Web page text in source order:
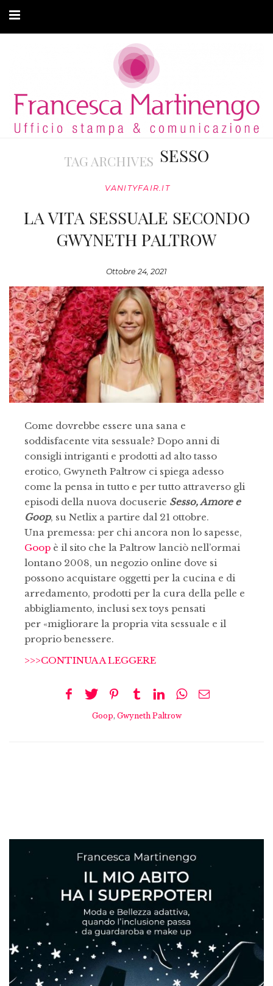
ARTICOLI
MODA ADATTIVA
TAG ARCHIVES SESSO
VANITYFAIR.IT
LA VITA SESSUALE SECONDO
GWYNETH PALTROW
Ottobre 24, 2021
Come dovrebbe essere una sana e
soddisfacente vita sessuale? Dopo anni di
consigli intriganti e prodotti ad alto tasso
erotico, Gwyneth Paltrow ci spiega adesso
come la pensa in tutto e per tutto attraverso gli
episodi della nuova docuserie Sesso, Amore e
Goop, su Netlix a partire dal 21 ottobre.
Una premessa: per chi ancora non lo sapesse,
Goop è il sito che la Paltrow lanciò nell’ormai
lontano 2008, un negozio online dove si
possono acquistare oggetti per la cucina e di
arredamento, prodotti per la cura della pelle e
abbigliamento, inclusi sex toys pensati
per «migliorare la propria vita sessuale e il
proprio benessere.
>>>CONTINUA A LEGGERE
Goop, Gwyneth Paltrow